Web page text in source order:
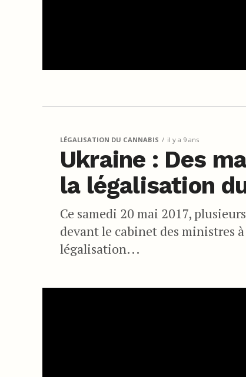
LÉGALISATION DU CANNABIS il y a 9 ans
Ukraine : Des
la légalisation
Ce samedi 20 mai 2017,
devant le cabinet des ministres
légalisation...